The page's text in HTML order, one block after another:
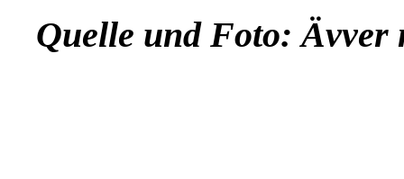
Quelle und Foto: Ävver